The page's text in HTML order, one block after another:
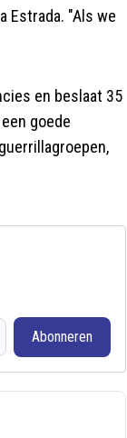
Estrada. "Als we
en beslaat 35
goede
Abonneren